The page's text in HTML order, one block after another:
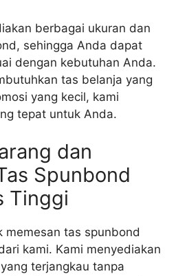
berbagai ukuran dan
sehingga Anda dapat
dengan kebutuhan Anda.
tas belanja yang
yang kecil, kami
tepat untuk Anda.
dan
Spunbond
Tinggi
memesan tas spunbond
kami. Kami menyediakan
terjangkau tanpa